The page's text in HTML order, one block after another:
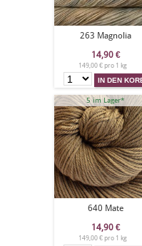
263 Magnolia
14,90 €
149,00 € pro 1 kg
5 im Lager*
640 Mate
14,90 €
149,00 € pro 1 kg